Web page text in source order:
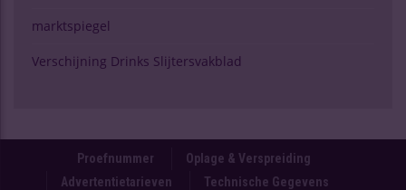
marktspiegel
Verschijning Drinks Slijtersvakblad
Proefnummer
Oplage & Verspreiding
Advertentietarieven
Technische Gegevens